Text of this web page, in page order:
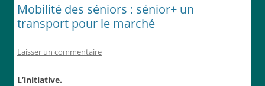
Mobilité des séniors : sénior+ un
transport pour le marché
Laisser un commentaire
L’initiative.